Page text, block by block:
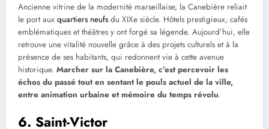
Ancienne vitrine de la modernité marseillaise, la Canebière reliait
le port aux quartiers neufs du XIXe siècle. Hôtels prestigieux, cafés
emblématiques et théâtres y ont forgé sa légende. Aujourd’hui, elle
retrouve une vitalité nouvelle grâce à des projets culturels et à la
présence de ses habitants, qui redonnent vie à cette avenue
historique. Marcher sur la Canebière, c’est percevoir les
échos du passé tout en sentant le pouls actuel de la ville,
entre animation urbaine et mémoire du temps révolu.
6. Saint-Victor